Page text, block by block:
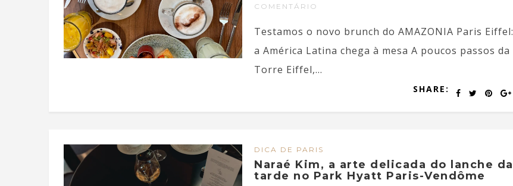
COMENTÁRIO
Testamos o novo brunch do AMAZONIA Paris Eiffel:
a América Latina chega à mesa A poucos passos da
Torre Eiffel,...
SHARE:
DICA DE PARIS
Naraé Kim, a arte delicada do lanche da
tarde no Park Hyatt Paris-Vendôme